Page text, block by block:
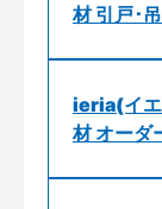
材 引戸･
ieria(イエ
材 オーダ